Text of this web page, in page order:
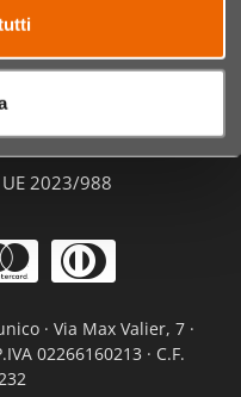
clienti
Policy
2023/988
· Via Max Valier, 7 ·
02266160213 · C.F.